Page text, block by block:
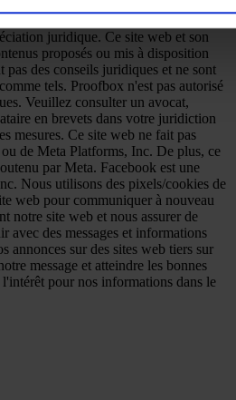
préparation technique et
juridique. Ce site web et son
proposés ou mis à disposition
pas des conseils juridiques et ne sont
tels. Proofbox n'est pas autorisé
Veuillez consulter un avocat,
en brevets dans votre juridiction
mesures. Ce site web ne fait pas
de Meta Platforms, Inc. De plus, ce
par Meta. Facebook est une
Nous utilisons des pixels/cookies de
web pour communiquer à nouveau
notre site web et nous assurer de
avec des messages et informations
annonces sur des sites web tiers sur
message et atteindre les bonnes
pour nos informations dans le